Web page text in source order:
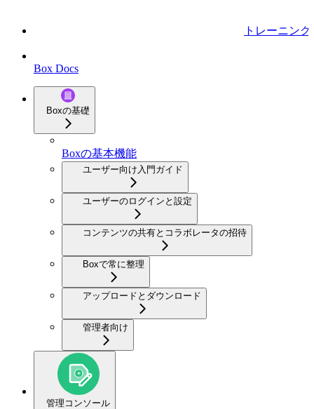
トレーニング
Box Docs
Boxの基礎
Boxの基本機能
ユーザー向け入門ガイド
ユーザーのログインと設定
コンテンツの共有とコラボレータの招待
Boxで常に整理
アップロードとダウンロード
管理者向け
管理コンソール